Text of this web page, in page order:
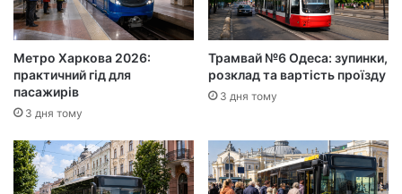
Метро Харкова 2026:
практичний гід для
пасажирів
3 дня тому
Трамвай №6 Одеса: зупинки,
розклад та вартість проїзду
3 дня тому